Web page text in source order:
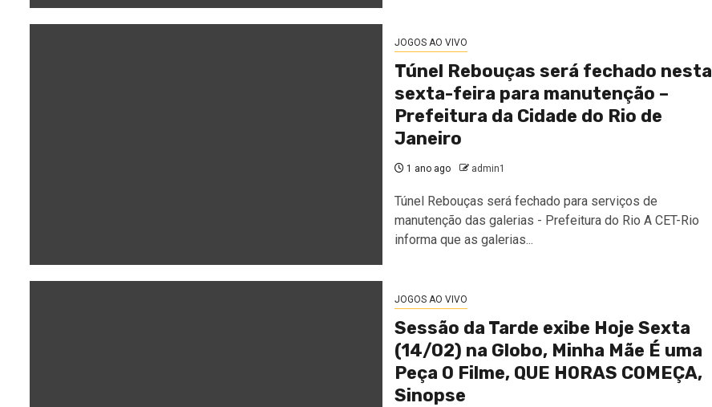
JOGOS AO VIVO
Túnel Rebouças será fechado nesta
sexta-feira para manutenção –
Prefeitura da Cidade do Rio de
Janeiro
1 ano ago admin1
Túnel Rebouças será fechado para serviços de
manutenção das galerias - Prefeitura do Rio A CET-Rio
informa que as galerias...
JOGOS AO VIVO
Sessão da Tarde exibe Hoje Sexta
(14/02) na Globo, Minha Mãe É uma
Peça O Filme, QUE HORAS COMEÇA,
Sinopse